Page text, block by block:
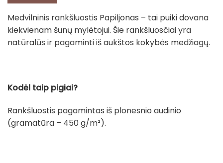
Medvilninis rankšluostis Papiljonas – tai puiki dovana
kiekvienam šunų mylėtojui. Šie rankšluosčiai yra
natūralūs ir pagaminti iš aukštos kokybės medžiagų.
Kodėl taip pigiai?
Rankšluostis pagamintas iš plonesnio audinio
(gramatūra – 450 g/m²).